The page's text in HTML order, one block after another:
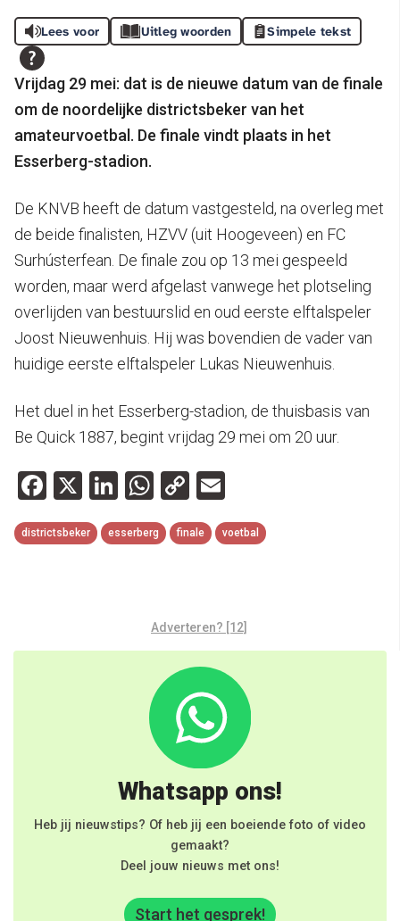
Lees voor Uitleg woorden Simpele tekst
Vrijdag 29 mei: dat is de nieuwe datum van de finale
om de noordelijke districtsbeker van het
amateurvoetbal. De finale vindt plaats in het
Esserberg-stadion.
De KNVB heeft de datum vastgesteld, na overleg met
de beide finalisten, HZVV (uit Hoogeveen) en FC
Surhústerfean. De finale zou op 13 mei gespeeld
worden, maar werd afgelast vanwege het plotseling
overlijden van bestuurslid en oud eerste elftalspeler
Joost Nieuwenhuis. Hij was bovendien de vader van
huidige eerste elftalspeler Lukas Nieuwenhuis.
Het duel in het Esserberg-stadion, de thuisbasis van
Be Quick 1887, begint vrijdag 29 mei om 20 uur.
Facebook
X LinkedIn
WhatsApp
Copy
Link
districtsbeker esserberg finale voetbal
Adverteren? [12]
Whatsapp ons!
Heb jij nieuwstips? Of heb jij een boeiende foto of video
gemaakt?
Deel jouw nieuws met ons!
Start het gesprek!